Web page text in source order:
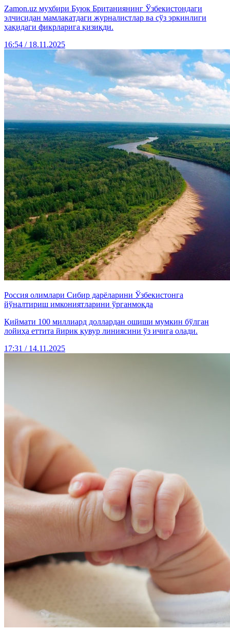
Zamon.uz мухбири Буюк Британиянинг Ўзбекистондаги
элчисидан мамлакатдаги журналистлар ва сўз эркинлиги
ҳақидаги фикрларига қизиқди.
16:54 / 18.11.2025
Россия олимлари Сибир дарёларини Ўзбекистонга
йўналтириш имкониятларини ўрганмоқда
Қиймати 100 миллиард доллардан ошиши мумкин бўлган
лойиҳа еттита йирик қувур линиясини ўз ичига олади.
17:31 / 14.11.2025